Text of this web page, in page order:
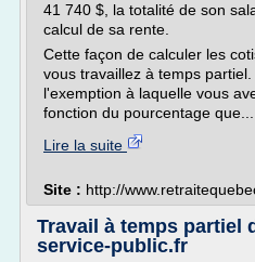
41 740 $, la totalité de son
calcul de sa rente.
Cette façon de calculer les
vous travaillez à temps
l'exemption à laquelle vous
fonction du pourcentage que...
Lire la suite
Site : http://
Travail à temps partiel
service-public.fr